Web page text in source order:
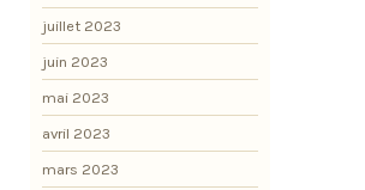
juillet 2023
juin 2023
mai 2023
avril 2023
mars 2023